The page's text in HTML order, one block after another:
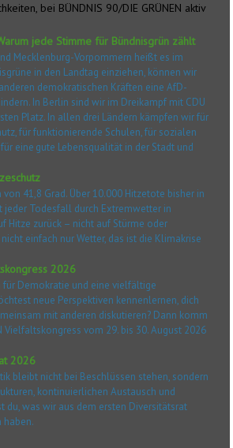
bei BÜNDNIS 90/DIE GRÜNEN aktiv
jede Stimme für Bündnisgrün zählt
Mecklenburg-Vorpommern heißt es im
in den Landtag einziehen, können wir
demokratischen Kräften eine AfD-
In Berlin sind wir im Dreikampf mit CDU
Platz. In allen drei Ländern kämpfen wir für
für funktionierende Schulen, für sozialen
eine gute Lebensqualität in der Stadt und
41,8 Grad. Über 10.000 Hitzetote bisher in
jeder Todesfall durch Extremwetter in
Hitze zurück – nicht auf Stürme oder
einfach nur Wetter, das ist die Klimakrise
2026
für Demokratie und eine vielfältige
neue Perspektiven kennenlernen, dich
mit anderen diskutieren? Dann komm
Vielfaltskongress vom 29. bis 30. August 2026
2026
bleibt nicht bei Beschlüssen stehen, sondern
kontinuierlichen Austausch und
du, was wir aus dem ersten Diversitätsrat
haben.